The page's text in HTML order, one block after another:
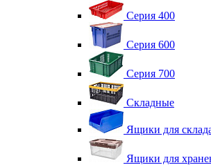
Серия 400
Серия 600
Серия 700
Складные
Ящики для
Ящики для